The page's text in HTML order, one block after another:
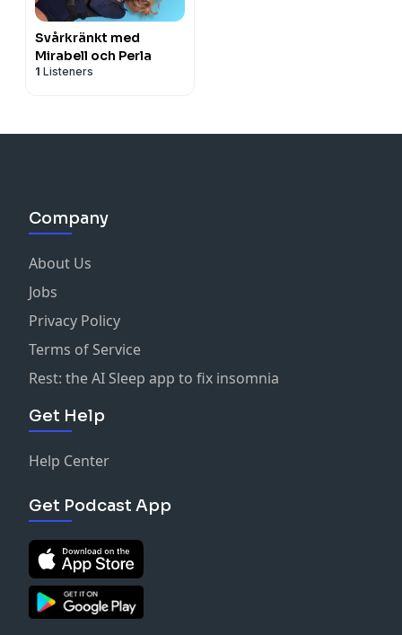
Svårkränkt med
Mirabell och Perla
1 Listeners
Company
About Us
Jobs
Privacy Policy
Terms of Service
Rest: the AI Sleep app to fix insomnia
Get Help
Help Center
Get Podcast App